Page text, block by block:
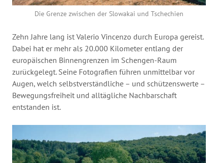
Die Grenze zwischen der Slowakai und Tschechien
Zehn Jahre lang ist Valerio Vincenzo durch Europa gereist.
Dabei hat er mehr als 20.000 Kilometer entlang der
europäischen Binnengrenzen im Schengen-Raum
zurückgelegt. Seine Fotografien führen unmittelbar vor
Augen, welch selbstverständliche – und schützenswerte –
Bewegungsfreiheit und alltägliche Nachbarschaft
entstanden ist.